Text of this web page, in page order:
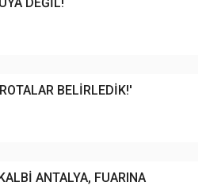
BELİRLEDİK!'
ANTALYA, FUARINA